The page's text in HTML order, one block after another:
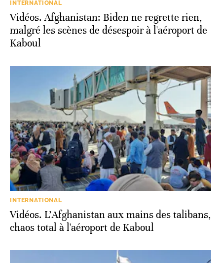
INTERNATIONAL
Vidéos. Afghanistan: Biden ne regrette rien,
malgré les scènes de désespoir à l'aéroport de
Kaboul
INTERNATIONAL
Vidéos. L'Afghanistan aux mains des talibans,
chaos total à l'aéroport de Kaboul